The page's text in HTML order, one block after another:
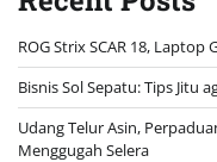
ROG Strix SCAR 18,
Bisnis Sol Sepatu: Tips Jitu
Udang Telur Asin,
Menggugah Selera